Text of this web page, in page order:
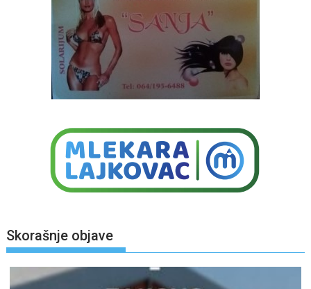
Skorašnje objave